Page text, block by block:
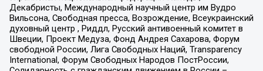
Декабристы, Международный научный центр им Вудро
Вильсона, Свободная пресса, Возрождение, Всеукраинский
духовный центр , Риддл, Русский антивоенный комитет в
Швеции, Проект Медуза, Фонд Андрея Сахарова, Форум
свободной России, Лига Свободных Наций, Transparеncy
International, Форум Свободных Народов ПостРоссии,